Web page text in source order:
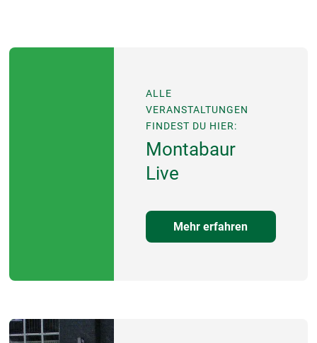
ALLE
VERANSTALTUNGEN
FINDEST DU HIER:
Montabaur
Live
Mehr erfahren